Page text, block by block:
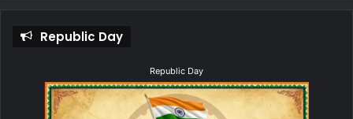
Republic Day
Republic Day